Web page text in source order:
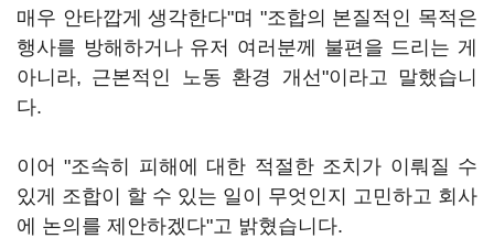
매우 안타깝게 생각한다"며 "조합의 본질적인 목적은
행사를 방해하거나 유저 여러분께 불편을 드리는 게
아니라, 근본적인 노동 환경 개선"이라고 말했습니
다.
이어 "조속히 피해에 대한 적절한 조치가 이뤄질 수
있게 조합이 할 수 있는 일이 무엇인지 고민하고 회사
에 논의를 제안하겠다"고 밝혔습니다.